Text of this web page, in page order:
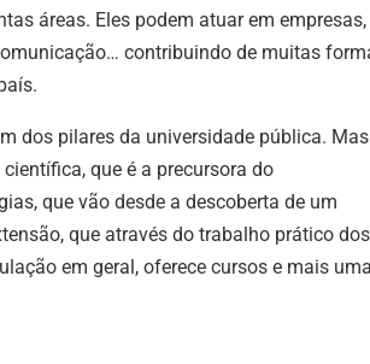
áreas. Eles podem atuar em empresas,
contribuindo de muitas
dos pilares da universidade pública.
que é a precursora do
que vão desde a descoberta de um
que através do trabalho prático dos
em geral, oferece cursos e mais uma